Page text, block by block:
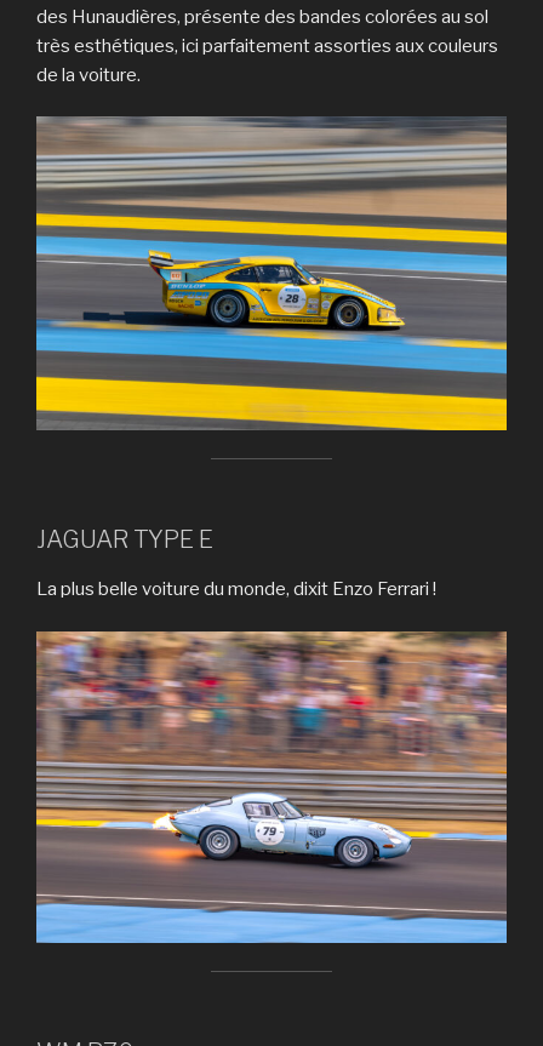
des Hunaudières, présente des bandes colorées au sol
très esthétiques, ici parfaitement assorties aux couleurs
de la voiture.
JAGUAR TYPE E
La plus belle voiture du monde, dixit Enzo Ferrari !